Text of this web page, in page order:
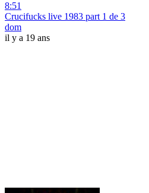
8:51
Crucifucks live 1983 part 1 de 3
dom
il y a 19 ans